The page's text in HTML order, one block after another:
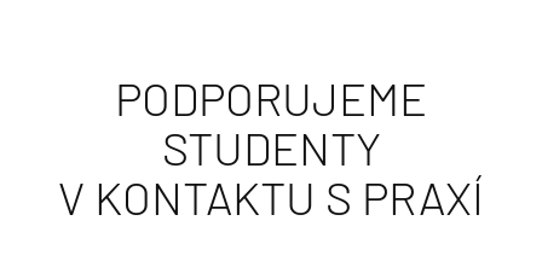
PODPORUJEME
STUDENTY
V KONTAKTU S PRAXÍ